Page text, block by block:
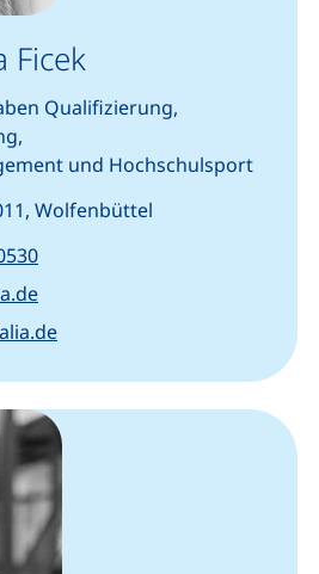
Ficek
Qualifizierung,
und Hochschulsport
Wolfenbüttel
(startet einen Telefonanruf,
(öffnet Ihr E-Mail-Programm)
(öffnet Ihr E-Mail-Programm)